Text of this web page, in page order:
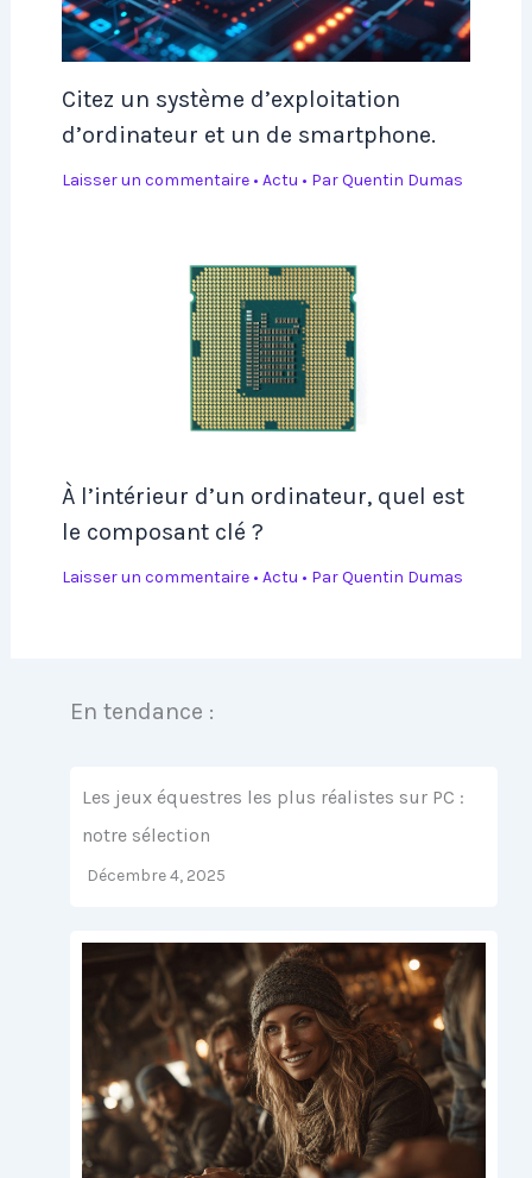
Citez un système d’exploitation
d’ordinateur et un de smartphone.
Laisser un commentaire • Actu • ParQuentin Dumas
À l’intérieur d’un ordinateur, quel est
le composant clé ?
Laisser un commentaire • Actu • ParQuentin Dumas
En tendance :
Les jeux équestres les plus réalistes sur PC :
notre sélection
Décembre 4, 2025